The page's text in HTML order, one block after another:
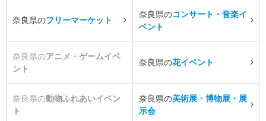
奈良県のフリーマーケット
奈良県のコンサート・音楽イ
ベント
奈良県のアニメ・ゲームイベ
ント
奈良県の花イベント
奈良県の動物ふれあいイベン
ト
奈良県の美術展・博物展・展
示会